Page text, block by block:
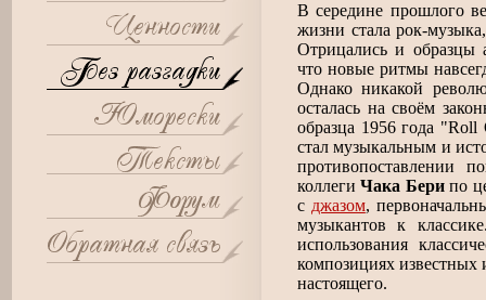
В середине прошлого
жизни стала рок-
Отрицались и образцы
что новые ритмы
Однако никакой
осталась на своём
образца 1956 года "Roll
стал музыкальным и
противопоставлении
коллегиЧака Берипо
с джазом,
музыкантов к
использования
композициях
настоящего.